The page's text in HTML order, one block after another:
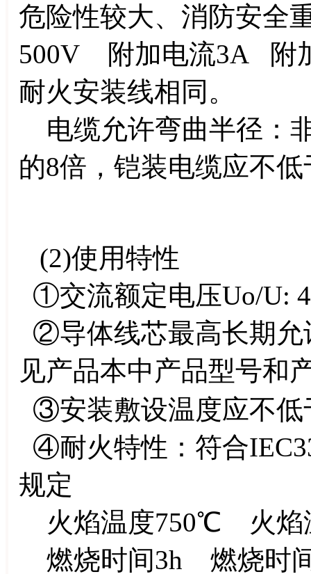
危险性较大、消防安全
500V 附加电流3A 附
耐火安装线相同。
电缆允许弯曲半径：
的8倍，铠装电缆应不
(2)使用特性
①交流额定电压Uo/U:
②导体线芯最高长期允
见产品本中产品型号和
③安装敷设温度应不
④耐火特性：符合
规定
火焰温度750℃ 火焰
燃烧时间3h 燃烧时